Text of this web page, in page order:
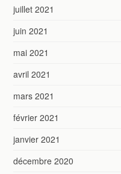
juillet 2021
juin 2021
mai 2021
avril 2021
mars 2021
février 2021
janvier 2021
décembre 2020